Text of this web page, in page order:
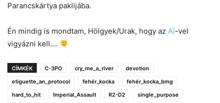
Parancskártya paklijába.
Én mindig is mondtam, Hölgyek/Urak, hogy az AI-vel
vigyázni kell….
CÍMKÉK C-3PO cry_me_a_river
devotion
etiguette_an_protocol
fehér_kocka
fehér_kocka_bmg
hard_to_hit
Imperial_Assault R2-D2
single_purpose